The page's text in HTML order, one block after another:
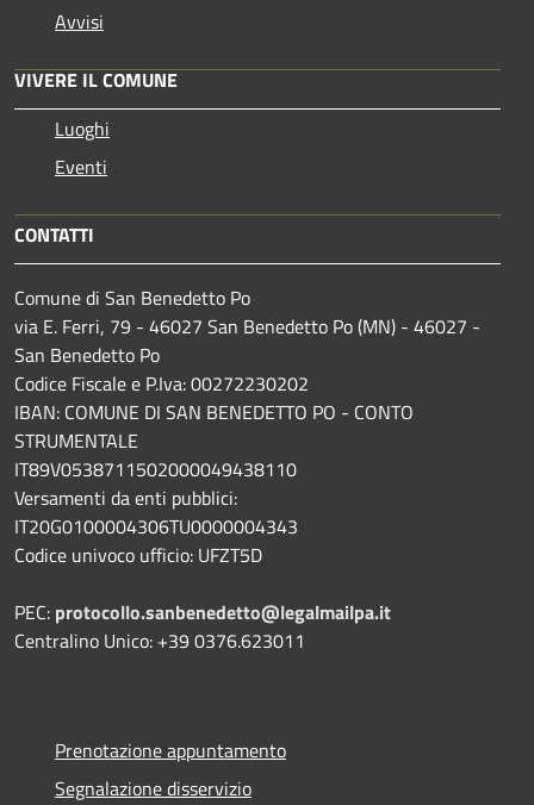
Avvisi
VIVERE IL COMUNE
Luoghi
Eventi
CONTATTI
Comune di San Benedetto Po
via E. Ferri, 79 - 46027 San Benedetto Po (MN) - 46027 -
San Benedetto Po
Codice Fiscale e P.Iva: 00272230202
IBAN: COMUNE DI SAN BENEDETTO PO - CONTO
STRUMENTALE
IT89V0538711502000049438110
Versamenti da enti pubblici:
IT20G0100004306TU0000004343
Codice univoco ufficio: UFZT5D
PEC: protocollo.sanbenedetto@legalmailpa.it
Centralino Unico: +39 0376.623011
Prenotazione appuntamento
Segnalazione disservizio